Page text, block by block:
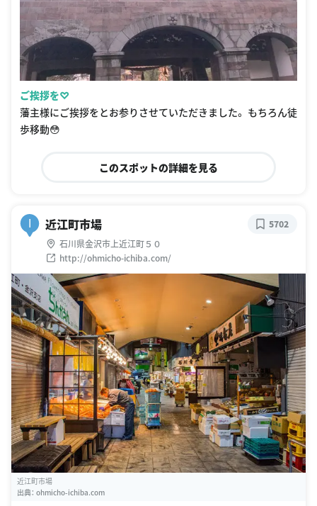
ご挨拶を♡
藩主様にご挨拶をとお参りさせていただきました。 もちろん徒
歩移動😳
このスポットの詳細を見る
近江町市場
石川県金沢市上近江町５０
http://ohmicho-ichiba.com/
5702
近江町市場
出典： ohmicho-ichiba.com